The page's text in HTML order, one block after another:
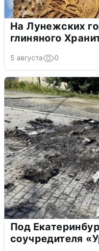
На Лунежских
глиняного
5 августа 0
Под
соучредителя